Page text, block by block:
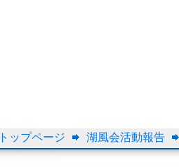
ップページ 湖風会活動報告